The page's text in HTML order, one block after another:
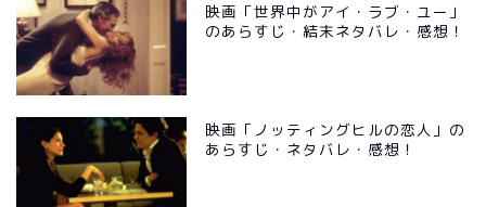
映画「世界中がアイ・ラブ・ユー」
のあらすじ・結末ネタバレ・感想！
映画「ノッティングヒルの恋人」の
あらすじ・ネタバレ・感想！